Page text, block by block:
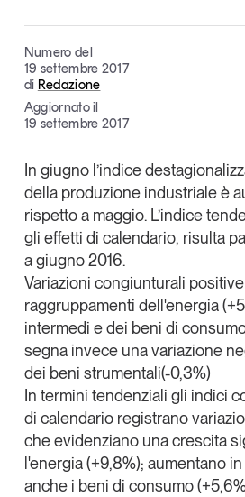
Magazine
Articoli
Opinioni
Dossier
Il Numero
Comunicati stampa
Video
Podcast
Studi
Eventi e formazione
Tutti gli appuntamenti
Chi siamo
Contatti
Tendenze Journal
La nostra newsletter nella tua email
Numero del
19 settembre 2017
di Redazione
Aggiornato il
19 settembre 2017
In giugno l’indice
della produzione industriale è
rispetto a maggio. L’indice
gli effetti di calendario, risulta
a giugno 2016.
Variazioni congiunturali
raggruppamenti dell'energia
intermedi e dei beni di
segna invece una variazione
dei beni strumentali(-0,3%)
In termini tendenziali gli indici
di calendario registrano
che evidenziano una crescita
l'energia (+9,8%); aumentano
anche i beni di consumo